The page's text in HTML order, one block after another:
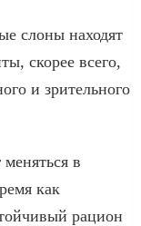
слоны находят
скорее всего,
и зрительного
в
как
рацион